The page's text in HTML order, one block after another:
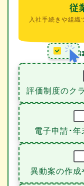
従
入社手続きや組織
評価制度のク
電子申請・
異動案の作